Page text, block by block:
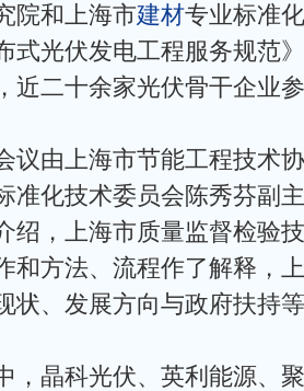
院和上海市建材专业标准
式光伏发电工程服务规范
近二十余家光伏骨干企业
由上海市节能工程技术协
准化技术委员会陈秀芬副
绍，上海市质量监督检验
和方法、流程作了解释，
状、发展方向与政府扶持
晶科光伏、英利能源、聚